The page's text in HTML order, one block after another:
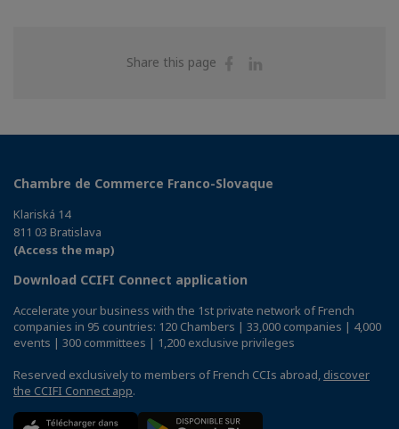
Share this page
Share
Chambre de Commerce Franco-Slovaque
Klariská 14
811 03 Bratislava
(Access the map)
Download CCIFI Connect application
Accelerate your business with the 1st private network of French
companies in 95 countries: 120 Chambers | 33,000 companies | 4,000
events | 300 committees | 1,200 exclusive privileges
Reserved exclusively to members of French CCIs abroad, discover
the CCIFI Connect app.